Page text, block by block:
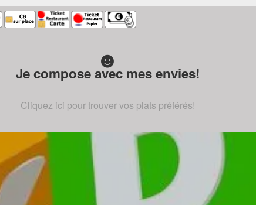
Je compose avec mes envies!
Cliquez ici pour trouver vos plats préférés!